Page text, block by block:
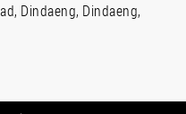
Dindaeng, Dindaeng,